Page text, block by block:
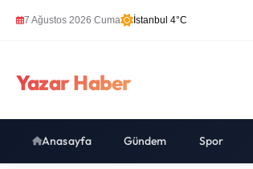
7 Ağustos 2026 Cuma İstanbul 4°C
Yazar Haber
Anasayfa Gündem Spor